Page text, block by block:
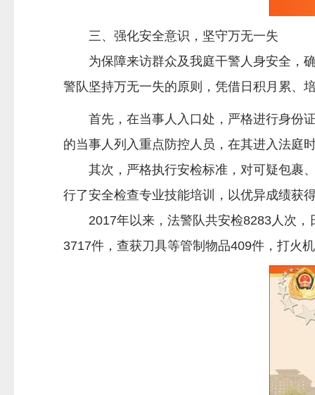
三、强化安全意识，坚守万无一失
为保障来访群众及我庭干警人身安全，确
警队坚持万无一失的原则，凭借日积月累、
首先，在当事人入口处，严格进行身份证
的当事人列入重点防控人员，在其进入法庭
其次，严格执行安检标准，对可疑包裹、
行了安全检查专业技能培训，以优异成绩获
2017年以来，法警队共安检8283人次，
3717件，查获刀具等管制物品409件，打火